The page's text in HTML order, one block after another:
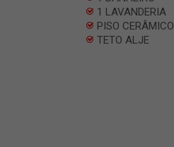
1 LAVANDERIA
PISO CERÂMICO
TETO ALJE